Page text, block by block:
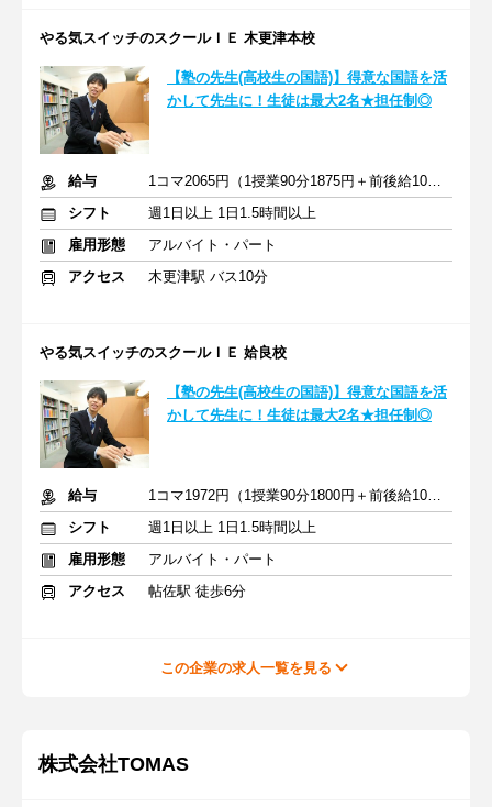
やる気スイッチのスクールＩＥ 木更津本校
【塾の先生(高校生の国語)】得意な国語を活
かして先生に！生徒は最大2名★担任制◎
給与
1コマ2065円（1授業90分1875円＋前後給10分190円）
シフト
週1日以上 1日1.5時間以上
雇用形態
アルバイト・パート
アクセス
木更津駅 バス10分
やる気スイッチのスクールＩＥ 姶良校
【塾の先生(高校生の国語)】得意な国語を活
かして先生に！生徒は最大2名★担任制◎
給与
1コマ1972円（1授業90分1800円＋前後給10分172円）
シフト
週1日以上 1日1.5時間以上
雇用形態
アルバイト・パート
アクセス
帖佐駅 徒歩6分
この企業の求人一覧を見る
株式会社TOMAS